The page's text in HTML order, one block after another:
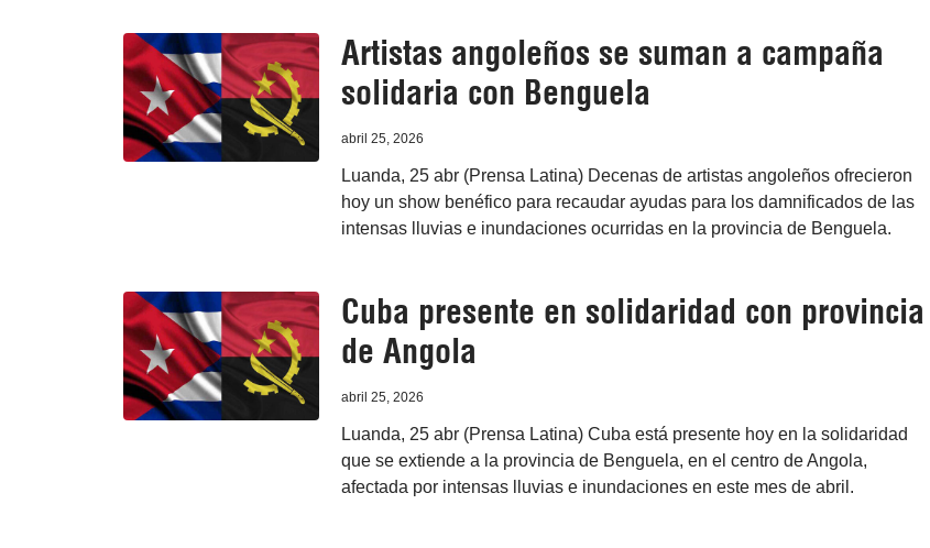
Artistas angoleños se suman a campaña
solidaria con Benguela
abril 25, 2026
Luanda, 25 abr (Prensa Latina) Decenas de artistas angoleños ofrecieron
hoy un show benéfico para recaudar ayudas para los damnificados de las
intensas lluvias e inundaciones ocurridas en la provincia de Benguela.
Cuba presente en solidaridad con provincia
de Angola
abril 25, 2026
Luanda, 25 abr (Prensa Latina) Cuba está presente hoy en la solidaridad
que se extiende a la provincia de Benguela, en el centro de Angola,
afectada por intensas lluvias e inundaciones en este mes de abril.